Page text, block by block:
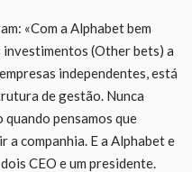
«Com a Alphabet bem
(Other bets) a
independentes, está
de gestão. Nunca
pensamos que
a companhia. E a Alphabet e
CEO e um presidente.